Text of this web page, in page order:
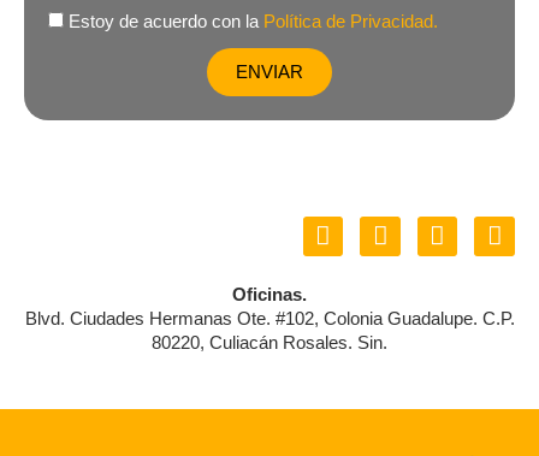
EstoyEstoy de acuerdo con la Política de Privacidad.
ENVIAR
Y
o
u
b
F
a
b
o
k
I
n
a
a
T
i
o
Oficinas.
Blvd. Ciudades Hermanas Ote. #102, Colonia Guadalupe. C.P.
80220, Culiacán Rosales. Sin.